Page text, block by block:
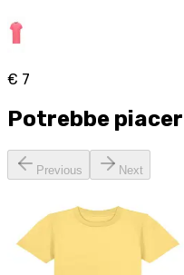
€ 7
Potrebbe
Previous Next